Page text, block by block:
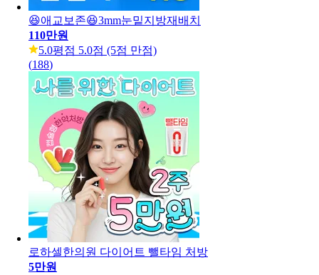
😆애교보존😆3mm눈밑지방재배치
110만원
5.0평점 5.0점 (5점 만점)
(188)
로하셀한의원 다이어트 뺄타임 처방
5만원